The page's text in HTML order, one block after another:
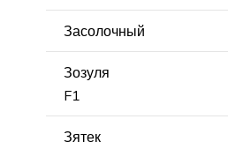
Засолочный
Зозуля
F1
Зятек